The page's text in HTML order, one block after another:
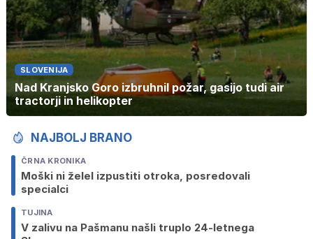
SLOVENIJA
Nad Kranjsko Goro izbruhnil požar, gasijo tudi air
tractorji in helikopter
NAJBOLJ BRANO
ČRNA KRONIKA
Moški ni želel izpustiti otroka, posredovali
specialci
TUJINA
V zalivu na Pašmanu našli truplo 24-letnega